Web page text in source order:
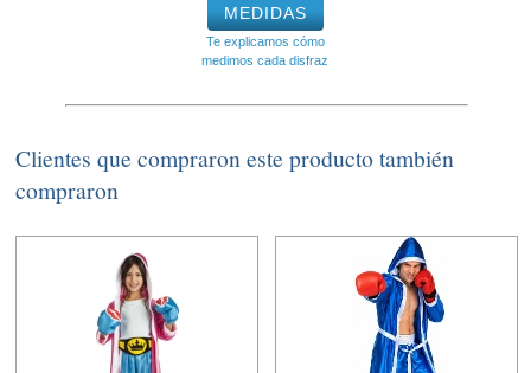
MEDIDAS
Te explicamos cómo
medimos cada disfraz
Clientes que compraron este producto también
compraron